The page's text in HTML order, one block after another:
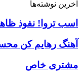
آخرین نوشته‌ها
اسب تروا! نفوذ
آهنگ رهایم کن
مشتری خاص